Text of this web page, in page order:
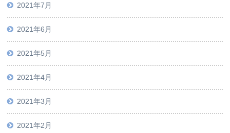
2021年7月
2021年6月
2021年5月
2021年4月
2021年3月
2021年2月